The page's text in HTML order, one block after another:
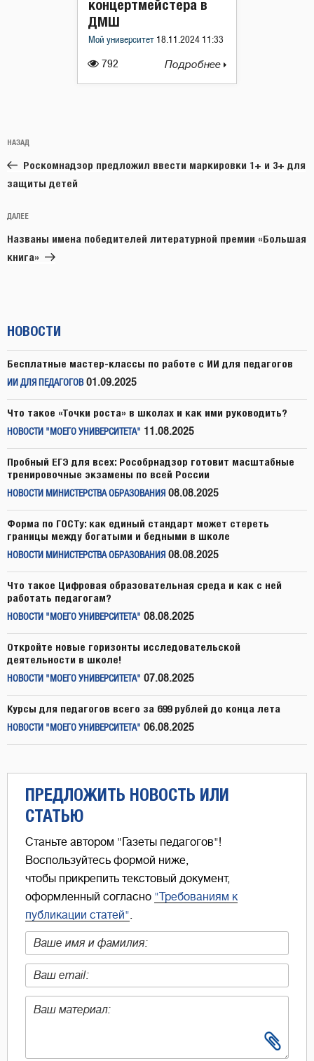
792
концертмейстера в
ДМШ
Мой университет 18.11.2024 11:33
Подробнее
по
записям
Предыдущая
запись:
НАЗАД
Роскомнадзор предложил ввести маркировки 1+ и 3+ для
защиты детей
Следующая
запись
ДАЛЕЕ
Названы имена победителей литературной премии «Большая
книга»
НОВОСТИ
Бесплатные мастер-классы по работе с ИИ для педагогов
ИИ ДЛЯ ПЕДАГОГОВ 01.09.2025
Что такое «Точки роста» в школах и как ими руководить?
НОВОСТИ "МОЕГО УНИВЕРСИТЕТА" 11.08.2025
Пробный ЕГЭ для всех: Рособрнадзор готовит масштабные
тренировочные экзамены по всей России
НОВОСТИ МИНИСТЕРСТВА ОБРАЗОВАНИЯ 08.08.2025
Форма по ГОСТу: как единый стандарт может стереть
границы между богатыми и бедными в школе
НОВОСТИ МИНИСТЕРСТВА ОБРАЗОВАНИЯ 08.08.2025
Что такое Цифровая образовательная среда и как с ней
работать педагогам?
НОВОСТИ "МОЕГО УНИВЕРСИТЕТА" 08.08.2025
Откройте новые горизонты исследовательской
деятельности в школе!
НОВОСТИ "МОЕГО УНИВЕРСИТЕТА" 07.08.2025
Курсы для педагогов всего за 699 рублей до конца лета
НОВОСТИ "МОЕГО УНИВЕРСИТЕТА" 06.08.2025
ПРЕДЛОЖИТЬ НОВОСТЬ ИЛИ
СТАТЬЮ
Станьте автором "Газеты педагогов"!
Воспользуйтесь формой ниже,
чтобы прикрепить текстовый документ,
оформленный согласно "Требованиям к
публикации статей"